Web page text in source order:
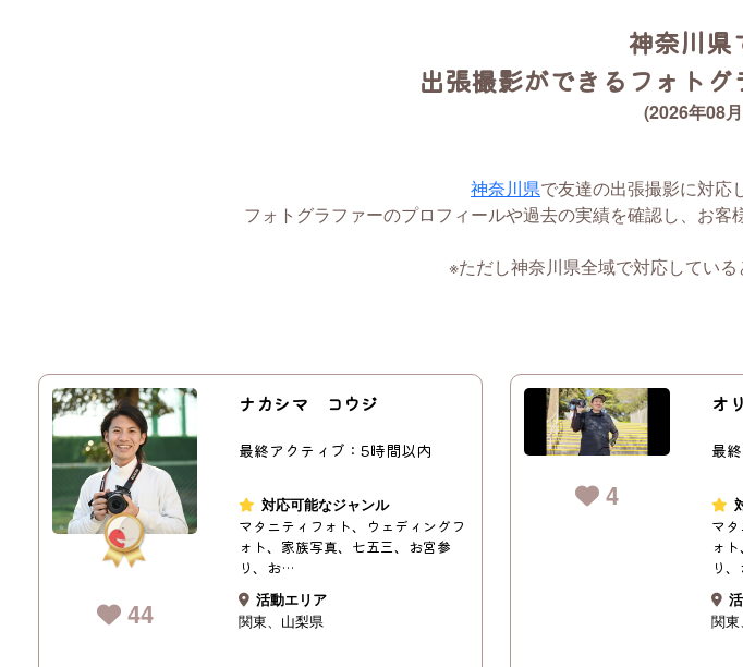
神奈川県
出張撮影ができるフォト
(2026年08
神奈川県で友達の出張撮影に対応
フォトグラファーのプロフィールや過去の実績を確認し、お客
※ただし神奈川県全域で対応している
44
ナカシマ コウジ
最終アクティブ：5時間以内
対応可能なジャンル
マタニティフォト、ウェディングフ
ォト、家族写真、七五三、お宮参
り、お…
活動エリア
関東
山梨県
4
オ
最
マ
ォ
り
関東